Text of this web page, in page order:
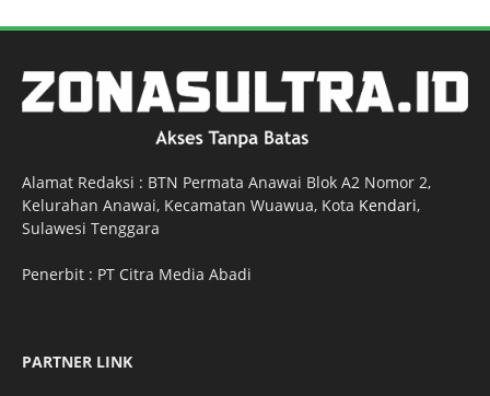
Alamat Redaksi : BTN Permata Anawai Blok A2 Nomor 2,
Kelurahan Anawai, Kecamatan Wuawua, Kota Kendari,
Sulawesi Tenggara
Penerbit : PT Citra Media Abadi
PARTNER LINK